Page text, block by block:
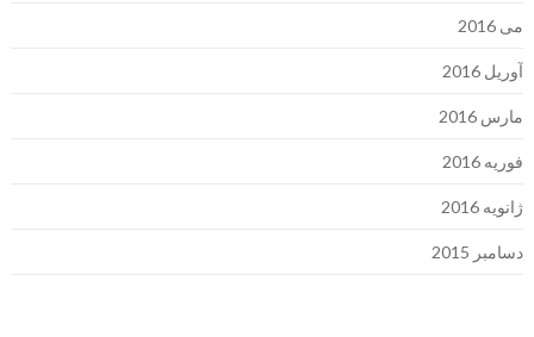
می 2016
آوریل 2016
مارس 2016
فوریه 2016
ژانویه 2016
دسامبر 2015